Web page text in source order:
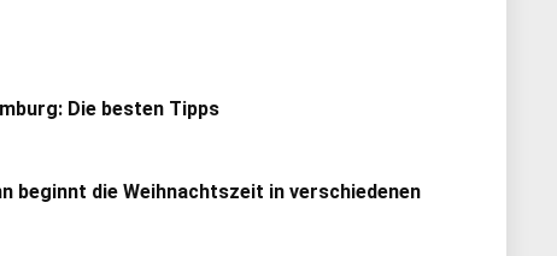
Die besten Tipps
beginnt die Weihnachtszeit in verschiedenen